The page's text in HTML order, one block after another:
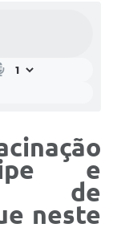
e
de
neste